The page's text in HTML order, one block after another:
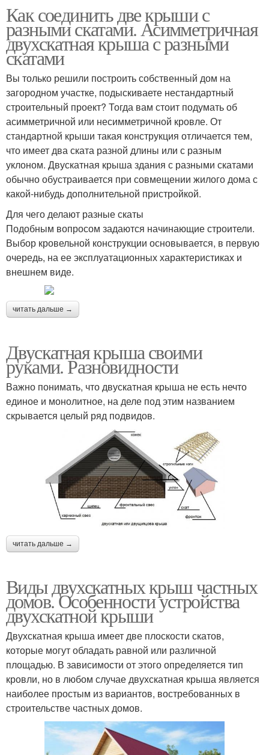
Как соединить две крыши с
разными скатами. Асимметричная
двухскатная крыша с разными
скатами
Вы только решили построить собственный дом на
загородном участке, подыскиваете нестандартный
строительный проект? Тогда вам стоит подумать об
асимметричной или несимметричной кровле. От
стандартной крыши такая конструкция отличается тем,
что имеет два ската разной длины или с разным
уклоном. Двускатная крыша здания с разными скатами
обычно обустраивается при совмещении жилого дома с
какой-нибудь дополнительной пристройкой.
Для чего делают разные скаты
Подобным вопросом задаются начинающие строители.
Выбор кровельной конструкции основывается, в первую
очередь, на ее эксплуатационных характеристиках и
внешнем виде.
читать дальше →
Двускатная крыша своими
руками. Разновидности
Важно понимать, что двускатная крыша не есть нечто
единое и монолитное, на деле под этим названием
скрывается целый ряд подвидов.
читать дальше →
Виды двухскатных крыш частных
домов. Особенности устройства
двухскатной крыши
Двухскатная крыша имеет две плоскости скатов,
которые могут обладать равной или различной
площадью. В зависимости от этого определяется тип
кровли, но в любом случае двухскатная крыша является
наиболее простым из вариантов, востребованных в
строительстве частных домов.